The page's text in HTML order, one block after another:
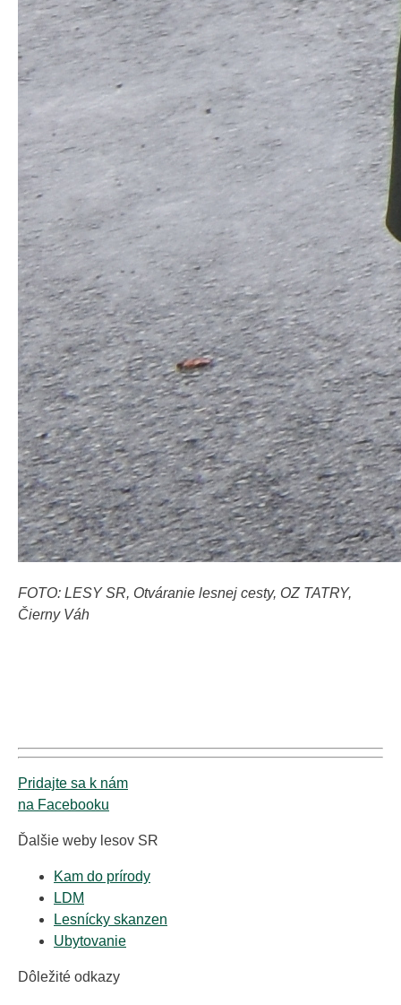
FOTO: LESY SR, Otváranie lesnej cesty, OZ TATRY,
Čierny Váh
Pridajte sa k nám
na Facebooku
Ďalšie weby lesov SR
Kam do prírody
LDM
Lesnícky skanzen
Ubytovanie
Dôležité odkazy